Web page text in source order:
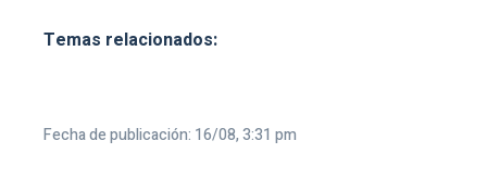
Temas relacionados:
Fecha de publicación: 16/08, 3:31 pm